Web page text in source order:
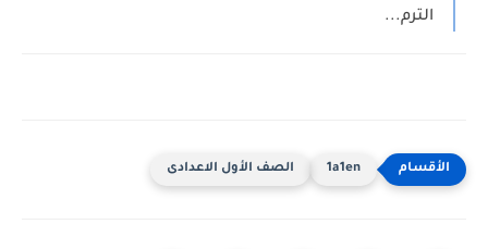
الترم...
1a1en الصف الأول الاعدادى